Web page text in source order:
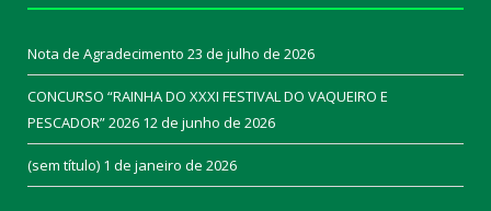
Nota de Agradecimento 23 de julho de 2026
CONCURSO “RAINHA DO XXXI FESTIVAL DO VAQUEIRO E
PESCADOR” 2026 12 de junho de 2026
(sem título) 1 de janeiro de 2026